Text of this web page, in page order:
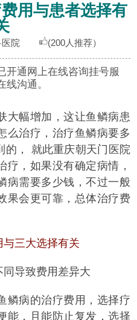
用与患者选择有
院 (200人推荐）
开通网上在线咨询挂号服
沟通。
大幅增加，这让鱼鳞病患
么治疗，治疗鱼鳞病要多
的， 就此重庆朝天门医院
疗，如果没有确定病情，
病需要多少钱，不过一般
果会更可靠，总体治疗费
与三大选择有关
导致费用差异大
鳞病的治疗费用，选择疗
能，且能防止复发，选择